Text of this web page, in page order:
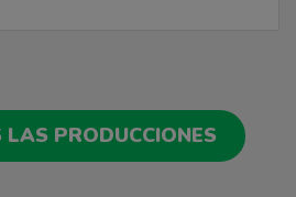
PRODUCCIONES